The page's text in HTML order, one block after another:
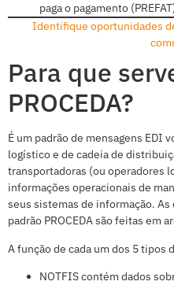
paga o pagamento
Identifique oportunidades
Para que
PROCEDA?
É um padrão de mensagens EDI
logístico e de cadeia de
transportadoras (ou operadores
informações operacionais de
seus sistemas de informação.
padrão PROCEDA são feitas em
A função de cada um dos 5 tipos
NOTFIS contém dados